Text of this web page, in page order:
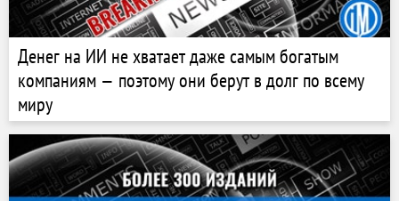
Денег на ИИ не хватает даже самым богатым
компаниям — поэтому они берут в долг по всему
миру